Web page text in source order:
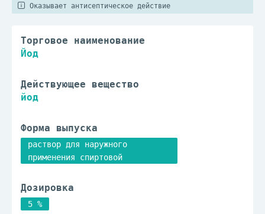
Оказывает антисептическое действие
Торговое наименование
Йод
Действующее вещество
йод
Форма выпуска
раствор для наружного
применения спиртовой
Дозировка
5 %